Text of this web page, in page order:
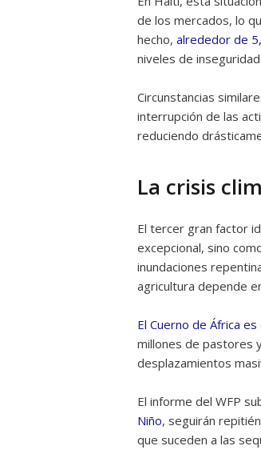
de los mercados, lo
hecho, alrededor de
niveles de
Circunstancias
interrupción de las
reduciendo
La crisis
El tercer gran factor
excepcional, sino
inundaciones
agricultura depende
El Cuerno de África
millones de pastores
desplazamientos
El informe del WFP
Niño, seguirán
que suceden a las